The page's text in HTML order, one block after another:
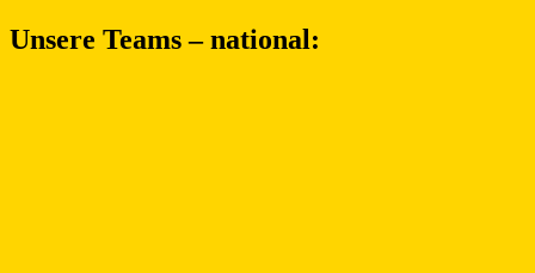
Unsere Teams – national: